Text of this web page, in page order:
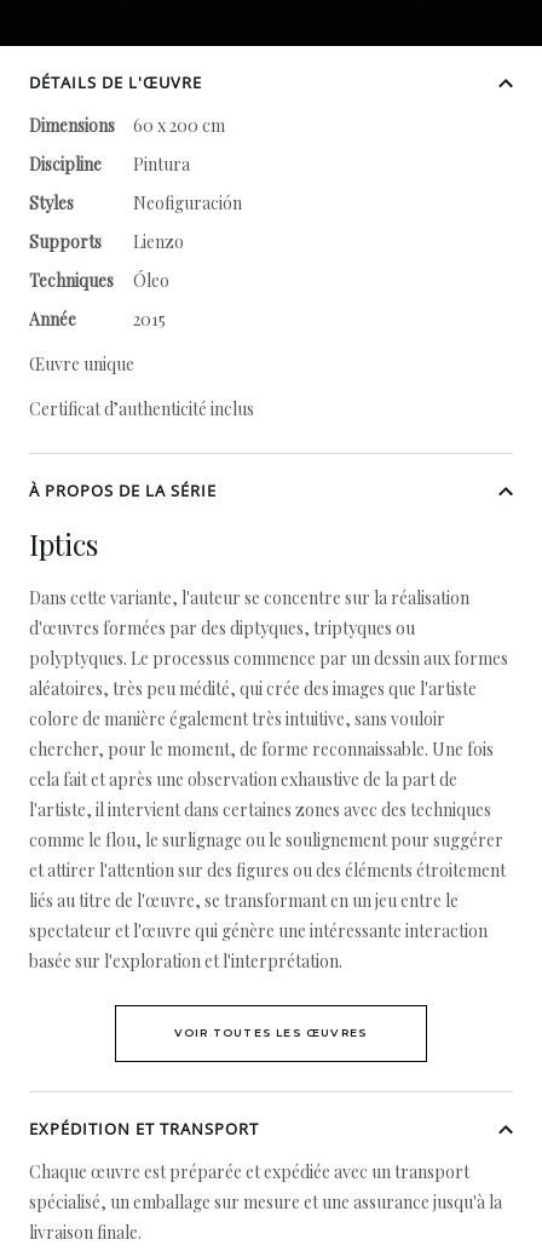
DÉTAILS DE L'ŒUVRE
Dimensions
60 x 200 cm
Discipline
Pintura
Styles
Neofiguración
Supports
Lienzo
Techniques
Óleo
Année
2015
Œuvre unique
Certificat d’authenticité inclus
À PROPOS DE LA SÉRIE
Iptics
Dans cette variante, l'auteur se concentre sur la réalisation
d'œuvres formées par des diptyques, triptyques ou
polyptyques. Le processus commence par un dessin aux formes
aléatoires, très peu médité, qui crée des images que l'artiste
colore de manière également très intuitive, sans vouloir
chercher, pour le moment, de forme reconnaissable. Une fois
cela fait et après une observation exhaustive de la part de
l'artiste, il intervient dans certaines zones avec des techniques
comme le flou, le surlignage ou le soulignement pour suggérer
et attirer l'attention sur des figures ou des éléments étroitement
liés au titre de l'œuvre, se transformant en un jeu entre le
spectateur et l'œuvre qui génère une intéressante interaction
basée sur l'exploration et l'interprétation.
VOIR TOUTES LES ŒUVRES
EXPÉDITION ET TRANSPORT
Chaque œuvre est préparée et expédiée avec un transport
spécialisé, un emballage sur mesure et une assurance jusqu'à la
livraison finale.